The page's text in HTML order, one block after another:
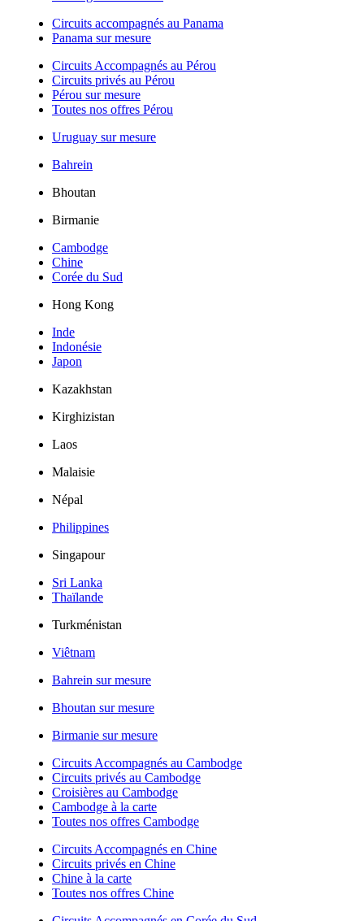
Circuits accompagnés au Panama
Panama sur mesure
Circuits Accompagnés au Pérou
Circuits privés au Pérou
Pérou sur mesure
Toutes nos offres Pérou
Uruguay sur mesure
Bahrein
Bhoutan
Birmanie
Cambodge
Chine
Corée du Sud
Hong Kong
Inde
Indonésie
Japon
Kazakhstan
Kirghizistan
Laos
Malaisie
Népal
Philippines
Singapour
Sri Lanka
Thaïlande
Turkménistan
Viêtnam
Bahrein sur mesure
Bhoutan sur mesure
Birmanie sur mesure
Circuits Accompagnés au Cambodge
Circuits privés au Cambodge
Croisières au Cambodge
Cambodge à la carte
Toutes nos offres Cambodge
Circuits Accompagnés en Chine
Circuits privés en Chine
Chine à la carte
Toutes nos offres Chine